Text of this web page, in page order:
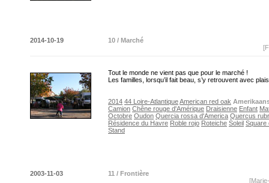
2014-10-19
10 / Marché
Tout le monde ne vient pas que pour le marché !
Les familles, lorsqu’il fait beau, s’y retrouvent avec
2014 44 Loire-AtlantiqueAmerican red oak
Camion Chêne rouge d'Amérique Draisienne Enfant
Octobre Oudon Quercia rossa d'America Quercus
Résidence du Havre Roble rojo Roteiche Soleil Square
Stand
2003-11-03
11 / Frontière